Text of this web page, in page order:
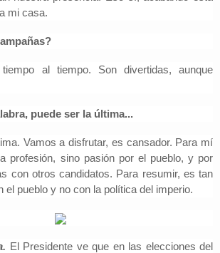
mi casa.
al tiempo. Son divertidas, aunque
puede ser la última...
Vamos a disfrutar, es cansador. Para mí
profesión, sino pasión por el pueblo, y por
con otros candidatos. Para resumir, es tan
el pueblo y no con la política del imperio.
El Presidente ve que en las elecciones del